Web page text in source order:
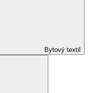
Bytový textil